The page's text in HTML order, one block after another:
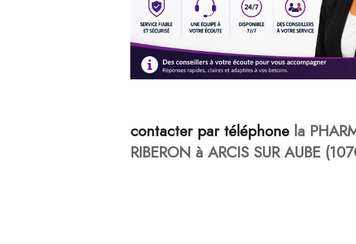
contacter par téléphonela
RIBERON à ARCIS SUR AUBE